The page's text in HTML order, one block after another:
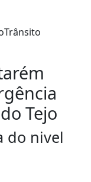
Trânsito
Tejo
do nivel